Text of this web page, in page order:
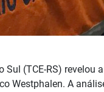
(TCE-RS) revelou a
Westphalen. A